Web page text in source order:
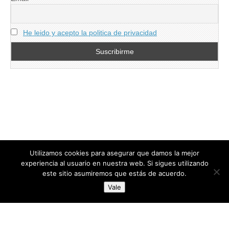
He leido y acepto la politica de privacidad
directoresdeseguridad.es
Diseñado por Centro Andaluz de Estudios y Entrenamiento
Utilizamos cookies para asegurar que damos la mejor
experiencia al usuario en nuestra web. Si sigues utilizando
este sitio asumiremos que estás de acuerdo.
Vale